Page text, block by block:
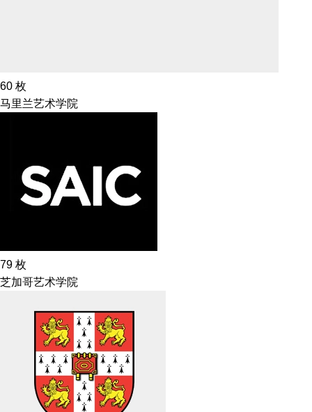
60 枚
马里兰艺术学院
79 枚
芝加哥艺术学院